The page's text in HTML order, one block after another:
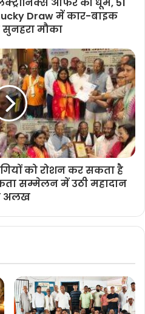
ऑफर की धूम, 51
Draw में कार-बाइक
मौका
को रोशन कर सकता है
सम्मेलन में उठी महादान
अलख